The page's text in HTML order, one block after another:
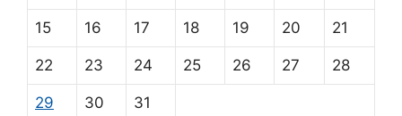
15 16 17 18 19 20 21
22 23 24 25 26 27 28
29 30 31